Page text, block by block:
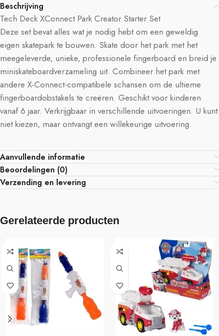
Beschrijving
Tech Deck XConnect Park Creator Starter Set
Deze set bevat alles wat je nodig hebt om een geweldig
eigen skatepark te bouwen. Skate door het park met het
meegeleverde, unieke, professionele fingerboard en breid je
miniskateboardverzameling uit. Combineer het park met
andere X-Connect-compatibele schansen om de ultieme
fingerboardobstakels te creëren. Geschikt voor kinderen
vanaf 6 jaar. Verkrijgbaar in verschillende uitvoeringen. U kunt
niet kiezen, maar ontvangt een willekeurige uitvoering.
Aanvullende informatie
Beoordelingen (0)
Verzending en levering
Gerelateerde producten